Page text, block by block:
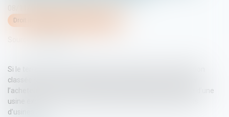
Droit immobilier
Si le terrain vendu est inclus dans le périmètre de l’installation
classée soumise à autorisation, le vendeur doit en informer
l’acheteur. Tel est le cas d’une parcelle constituant l’entrée d’une
usine exploitée pour une activité de traitement des déchets
d’usines à …